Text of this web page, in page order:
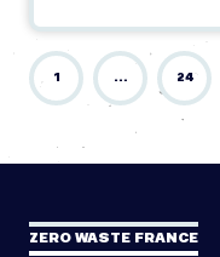
1 … 24
ZERO WASTE FRANCE